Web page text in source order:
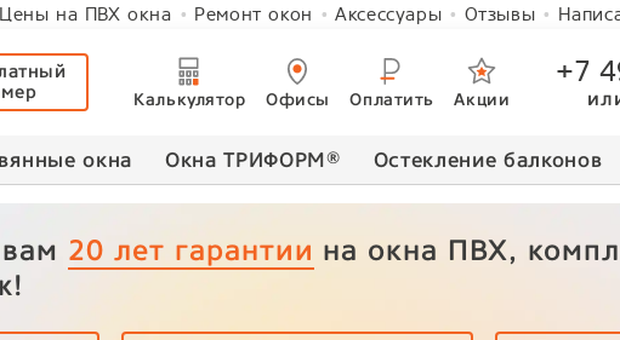
Цены на ПВХ окна Ремонт окон Аксессуары Отзывы
Калькулятор Офисы Оплатить Акции
+7
окна Окна ТРИФОРМ® Остекление балконов
20 лет гарантии на окна ПВХ,